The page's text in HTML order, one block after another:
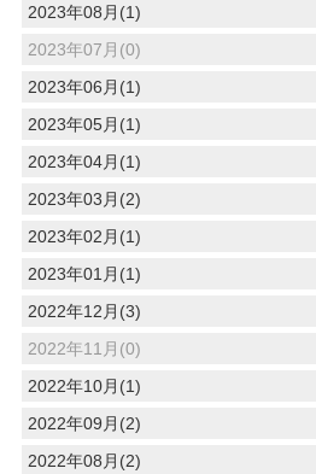
2023年08月(1)
2023年07月(0)
2023年06月(1)
2023年05月(1)
2023年04月(1)
2023年03月(2)
2023年02月(1)
2023年01月(1)
2022年12月(3)
2022年11月(0)
2022年10月(1)
2022年09月(2)
2022年08月(2)